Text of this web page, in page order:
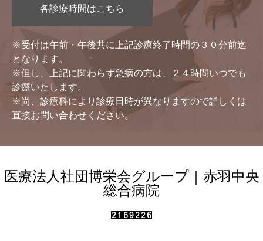
各診療時間はこちら
※受付は午前・午後共に上記診療終了時間の３０分前迄
となります。
※但し、上記に関わらず急病の方は、２４時間いつでも
診療いたします。
※尚、診療科により診療日時が異なりますので詳しくは
直接お問い合わせください。
医療法人社団博栄会グループ｜赤羽中央
総合病院